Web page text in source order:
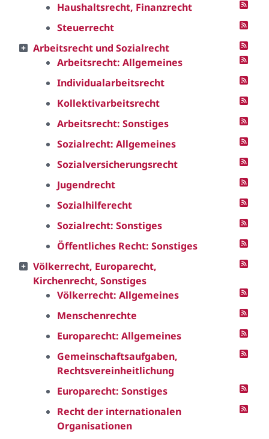
Haushaltsrecht, Finanzrecht
Steuerrecht
Arbeitsrecht und Sozialrecht
Arbeitsrecht: Allgemeines
Individualarbeitsrecht
Kollektivarbeitsrecht
Arbeitsrecht: Sonstiges
Sozialrecht: Allgemeines
Sozialversicherungsrecht
Jugendrecht
Sozialhilferecht
Sozialrecht: Sonstiges
Öffentliches Recht: Sonstiges
Völkerrecht, Europarecht,
Kirchenrecht, Sonstiges
Völkerrecht: Allgemeines
Menschenrechte
Europarecht: Allgemeines
Gemeinschaftsaufgaben,
Rechtsvereinheitlichung
Europarecht: Sonstiges
Recht der internationalen
Organisationen